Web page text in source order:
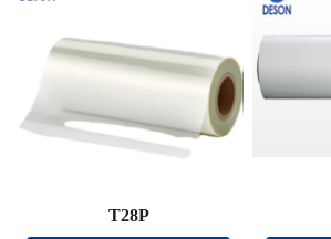
T28P